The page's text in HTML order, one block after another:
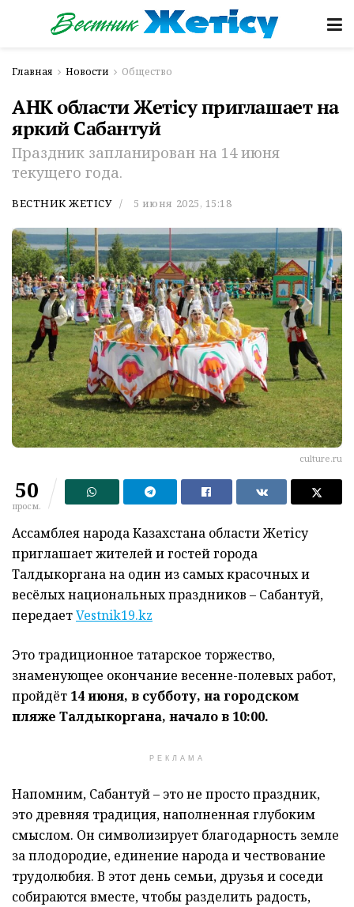
Главная Новости Общество
АНК области Жетісу приглашает на
яркий Сабантуй
Праздник запланирован на 14 июня
текущего года.
ВЕСТНИК ЖЕТІСУ 5 июня 2025, 15:18
culture.ru
50
просм.
Ассамблея народа Казахстана области Жетісу
приглашает жителей и гостей города
Талдыкоргана на один из самых красочных и
весёлых национальных праздников – Сабантуй,
передаетVestnik19.kz
Это традиционное татарское торжество,
знаменующее окончание весенне-полевых работ,
пройдёт 14 июня, в субботу, на городском
пляже Талдыкоргана, начало в 10:00.
РЕКЛАМА
Напомним, Сабантуй – это не просто праздник,
это древняя традиция, наполненная глубоким
смыслом. Он символизирует благодарность земле
за плодородие, единение народа и чествование
трудолюбия. В этот день семьи, друзья и соседи
собираются вместе, чтобы разделить радость,